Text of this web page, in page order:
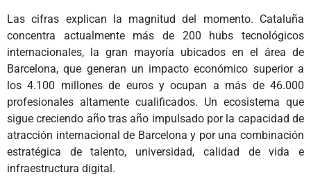
Las cifras explican la magnitud del momento. Cataluña
concentra actualmente más de 200 hubs tecnológicos
internacionales, la gran mayoría ubicados en el área de
Barcelona, que generan un impacto económico superior a
los 4.100 millones de euros y ocupan a más de 46.000
profesionales altamente cualificados. Un ecosistema que
sigue creciendo año tras año impulsado por la capacidad de
atracción internacional de Barcelona y por una combinación
estratégica de talento, universidad, calidad de vida e
infraestructura digital.